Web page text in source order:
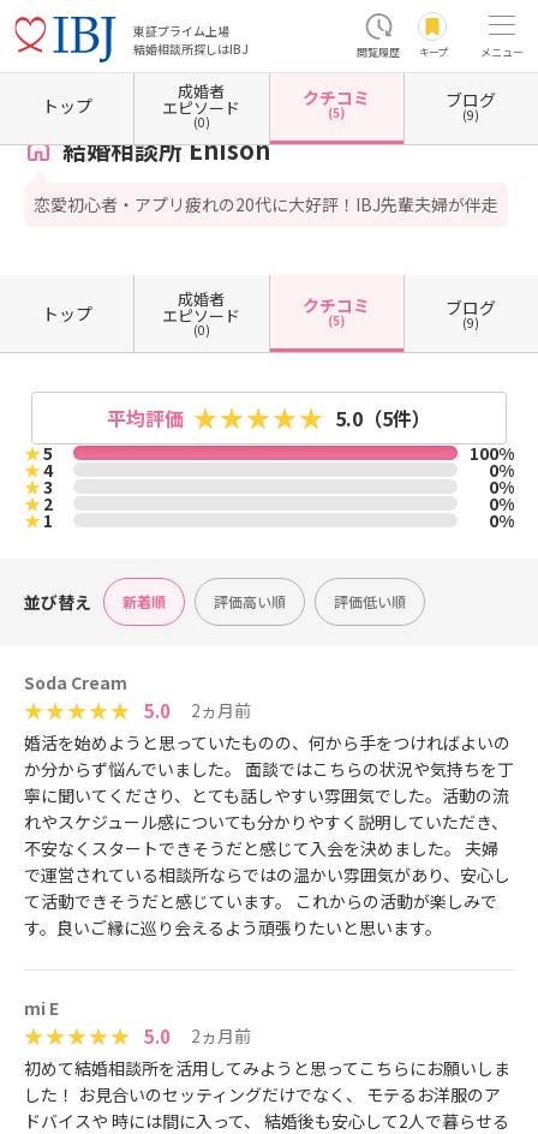
東証プライム上場
結婚相談所探しはIBJ
閲覧履歴 キープ メニュー
ホーム 京都府の結婚相談所 京都府京都市 京都府京都市中京区 結婚相談所 Enison
結婚相談所 Enison
恋愛初心者・アプリ疲れの20代に大好評！IBJ先輩夫婦が伴走
トップ
成婚者
エピソード
(0)
クチコミ
(5)
ブログ
(9)
トップ
成婚者
エピソード
(0)
クチコミ
(5)
ブログ
(9)
平均評価 5.0 （5件）
★5 100%
★4 0%
★3 0%
★2 0%
★1 0%
並び替え 新着順 評価高い順 評価低い順
Soda Cream
5.0
2ヵ月前
婚活を始めようと思っていたものの、何から手をつければよいの
か分からず悩んでいました。 面談ではこちらの状況や気持ちを丁
寧に聞いてくださり、とても話しやすい雰囲気でした。活動の流
れやスケジュール感についても分かりやすく説明していただき、
不安なくスタートできそうだと感じて入会を決めました。 夫婦
で運営されている相談所ならではの温かい雰囲気があり、安心し
て活動できそうだと感じています。 これからの活動が楽しみで
す。良いご縁に巡り会えるよう頑張りたいと思います。
mi E
5.0
2ヵ月前
初めて結婚相談所を活用してみようと思ってこちらにお願いしま
した！ お見合いのセッティングだけでなく、 モテるお洋服のア
ドバイスや 時には間に入って、 結婚後も安心して2人で暮らせる